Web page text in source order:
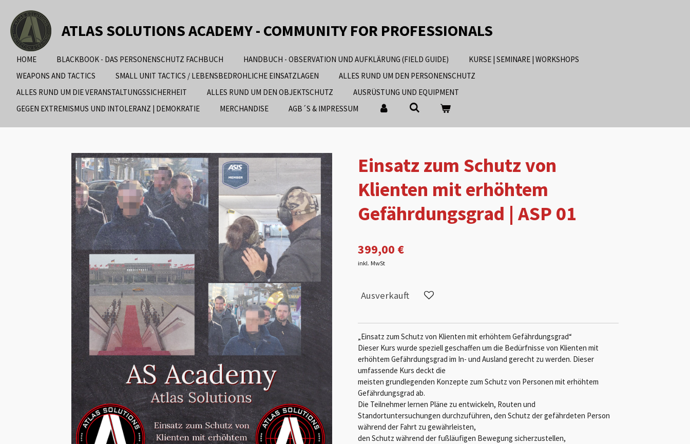
Hauptinhalt
springen
ATLAS SOLUTIONS ACADEMY - COMMUNITY FOR PROFESSIONALS
HOME BLACKBOOK - DAS PERSONENSCHUTZ FACHBUCH HANDBUCH - OBSERVATION UND AUFKLÄRUNG (FIELD GUIDE)
KURSE | SEMINARE | WORKSHOPS
WEAPONS AND TACTICS
SMALL UNIT TACTICS / LEBENSBEDROHLICHE EINSATZLAGEN
ALLES RUND UM DEN PERSONENSCHUTZ
ALLES RUND UM DIE VERANSTALTUNGSSICHERHEIT
ALLES RUND UM DEN OBJEKTSCHUTZ
AUSRÜSTUNG UND EQUIPMENT
GEGEN EXTREMISMUS UND INTOLERANZ | DEMOKRATIE
MERCHANDISE AGB´S & IMPRESSUM
Einsatz zum Schutz von
Klienten mit erhöhtem
Gefährdungsgrad | ASP 01
399,00 €
inkl. MwSt
Ausverkauft
„Einsatz zum Schutz von Klienten mit erhöhtem Gefährdungsgrad“
Dieser Kurs wurde speziell geschaffen um die Bedürfnisse von Klienten mit
erhöhtem Gefährdungsgrad im In- und Ausland gerecht zu werden. Dieser
umfassende Kurs deckt die
meisten grundlegenden Konzepte zum Schutz von Personen mit erhöhtem
Gefährdungsgrad ab.
Die Teilnehmer lernen Pläne zu entwickeln, Routen und
Standortuntersuchungen durchzuführen, den Schutz der gefährdeten Person
während der Fahrt zu gewährleisten,
den Schutz während der fußläufigen Bewegung sicherzustellen,